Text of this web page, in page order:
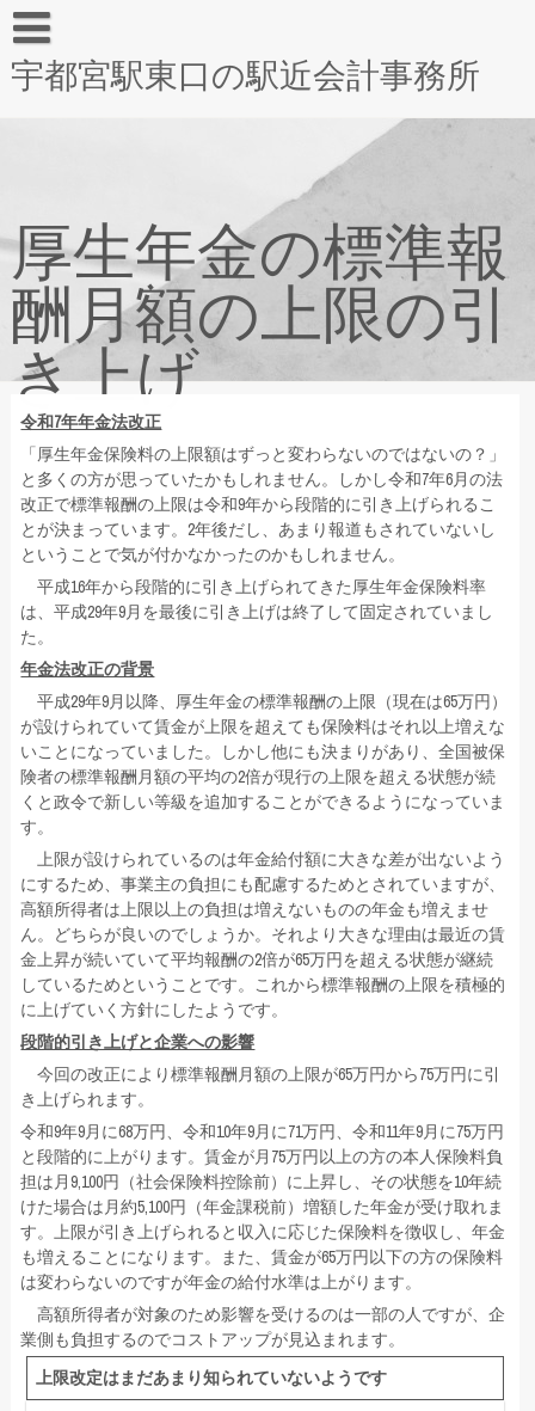
宇都宮駅東口の駅近会計事務所
厚生年金の標準報
酬月額の上限の引
き上げ
令和7年年金法改正
「厚生年金保険料の上限額はずっと変わらないのではないの？」
と多くの方が思っていたかもしれません。しかし令和7年6月の法
改正で標準報酬の上限は令和9年から段階的に引き上げられるこ
とが決まっています。2年後だし、あまり報道もされていないし
ということで気が付かなかったのかもしれません。
平成16年から段階的に引き上げられてきた厚生年金保険料率
は、平成29年9月を最後に引き上げは終了して固定されていまし
た。
年金法改正の背景
平成29年9月以降、厚生年金の標準報酬の上限（現在は65万円）
が設けられていて賃金が上限を超えても保険料はそれ以上増えな
いことになっていました。しかし他にも決まりがあり、全国被保
険者の標準報酬月額の平均の2倍が現行の上限を超える状態が続
くと政令で新しい等級を追加することができるようになっていま
す。
上限が設けられているのは年金給付額に大きな差が出ないよう
にするため、事業主の負担にも配慮するためとされていますが、
高額所得者は上限以上の負担は増えないものの年金も増えませ
ん。どちらが良いのでしょうか。それより大きな理由は最近の賃
金上昇が続いていて平均報酬の2倍が65万円を超える状態が継続
しているためということです。これから標準報酬の上限を積極的
に上げていく方針にしたようです。
段階的引き上げと企業への影響
今回の改正により標準報酬月額の上限が65万円から75万円に引
き上げられます。
令和9年9月に68万円、令和10年9月に71万円、令和11年9月に75万円
と段階的に上がります。賃金が月75万円以上の方の本人保険料負
担は月9,100円（社会保険料控除前）に上昇し、その状態を10年続
けた場合は月約5,100円（年金課税前）増額した年金が受け取れま
す。上限が引き上げられると収入に応じた保険料を徴収し、年金
も増えることになります。また、賃金が65万円以下の方の保険料
は変わらないのですが年金の給付水準は上がります。
高額所得者が対象のため影響を受けるのは一部の人ですが、企
業側も負担するのでコストアップが見込まれます。
上限改定はまだあまり知られていないようです